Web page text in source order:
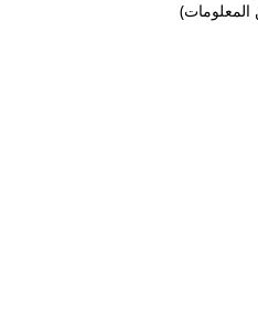
المعلومات)